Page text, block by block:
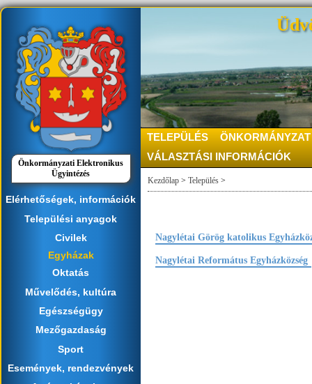
Önkormányzati Elektronikus
Ügyintézés
Elérhetőségek, információk
Települési anyagok
Civilek
Egyházak
Oktatás
Művelődés, kultúra
Egészségügy
Mezőgazdaság
Sport
Események, rendezvények
TELEPÜLÉS
ÖNKORMÁNYZAT
VÁLASZTÁSI INFORMÁCIÓK
Kezdőlap > Település >
Nagylétai Görög katolikus
Nagylétai Református Egyházközség